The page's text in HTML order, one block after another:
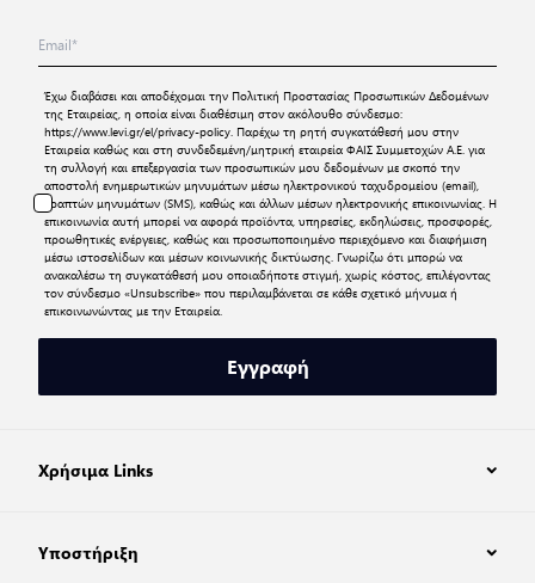
Έχω διαβάσει και αποδέχομαι την Πολιτική Προστασίας Προσωπικών Δεδομένων
της Εταιρείας, η οποία είναι διαθέσιμη στον ακόλουθο σύνδεσμο:
https://www.levi.gr/el/privacy-policy. Παρέχω τη ρητή συγκατάθεσή μου στην
Εταιρεία καθώς και στη συνδεδεμένη/μητρική εταιρεία ΦΑΙΣ Συμμετοχών Α.Ε. για
τη συλλογή και επεξεργασία των προσωπικών μου δεδομένων με σκοπό την
αποστολή ενημερωτικών μηνυμάτων μέσω ηλεκτρονικού ταχυδρομείου (email),
γραπτών μηνυμάτων (SMS), καθώς και άλλων μέσων ηλεκτρονικής επικοινωνίας. Η
επικοινωνία αυτή μπορεί να αφορά προϊόντα, υπηρεσίες, εκδηλώσεις, προσφορές,
προωθητικές ενέργειες, καθώς και προσωποποιημένο περιεχόμενο και διαφήμιση
μέσω ιστοσελίδων και μέσων κοινωνικής δικτύωσης. Γνωρίζω ότι μπορώ να
ανακαλέσω τη συγκατάθεσή μου οποιαδήποτε στιγμή, χωρίς κόστος, επιλέγοντας
τον σύνδεσμο «Unsubscribe» που περιλαμβάνεται σε κάθε σχετικό μήνυμα ή
επικοινωνώντας με την Εταιρεία.
Εγγραφή
Χρήσιμα Links
Υποστήριξη